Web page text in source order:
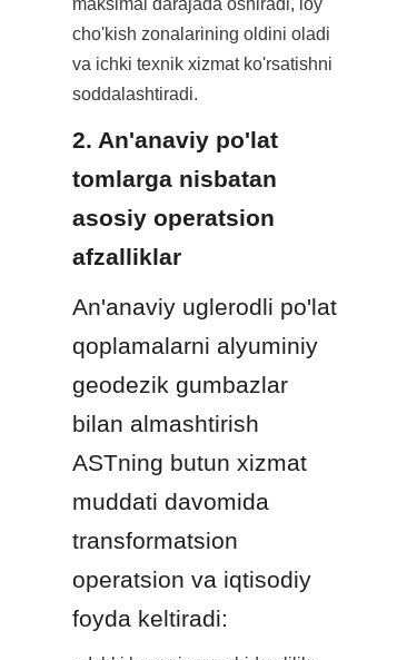
cho'kish zonalarining oldini oladi
va ichki texnik xizmat ko'rsatishni
soddalashtiradi.
2. An'anaviy po'lat
tomlarga nisbatan
asosiy operatsion
afzalliklar
An'anaviy uglerodli po'lat
qoplamalarni alyuminiy
geodezik gumbazlar
bilan almashtirish
ASTning butun xizmat
muddati davomida
transformatsion
operatsion va iqtisodiy
foyda keltiradi: